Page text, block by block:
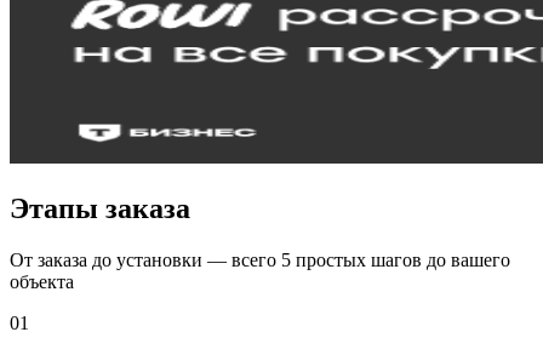
Этапы заказа
От заказа до установки — всего 5 простых шагов до вашего
объекта
01